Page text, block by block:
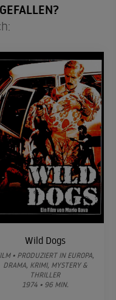
GEFALLEN?
Wild Dogs
• PRODUZIERT IN EUROPA,
DRAMA, KRIMI, MYSTERY &
THRILLER
1974 • 96 MIN.